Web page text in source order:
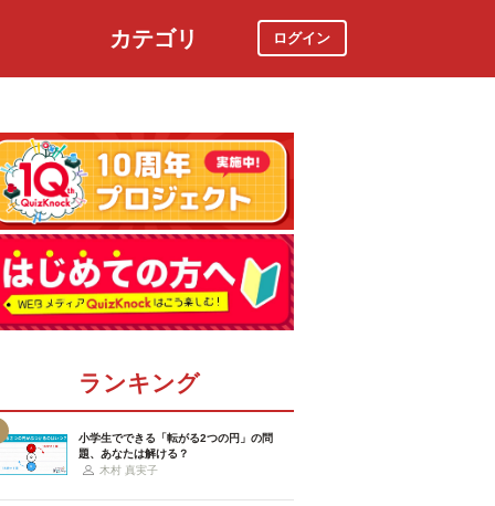
カテゴリ ログイン
ランキング
小学生でできる「転がる2つの円」の問
題、あなたは解ける？
木村 真実子